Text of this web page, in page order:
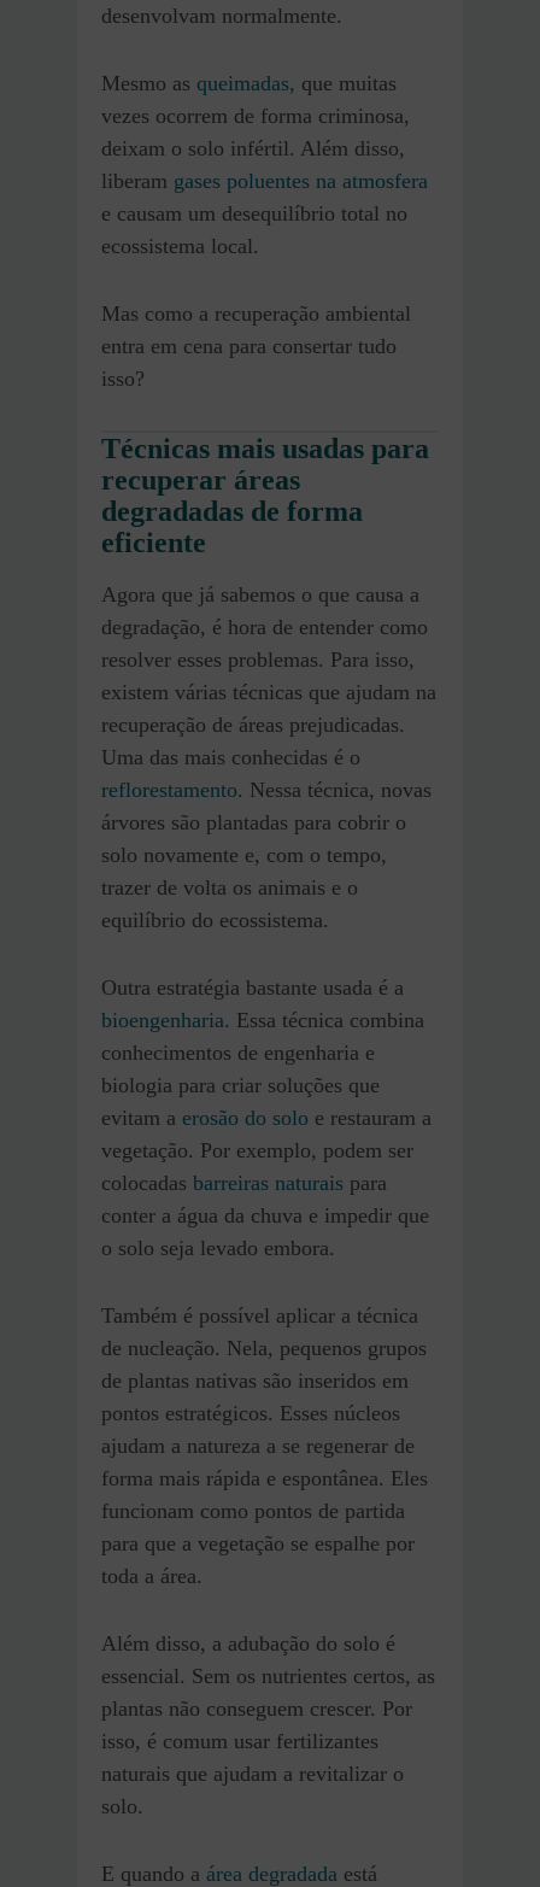
desenvolvam normalmente.
Mesmo as queimadas, que muitas
vezes ocorrem de forma criminosa,
deixam o solo infértil. Além disso,
liberam gases poluentes na atmosfera
e causam um desequilíbrio total no
ecossistema local.
Mas como a recuperação ambiental
entra em cena para consertar tudo
isso?
Técnicas mais usadas para
recuperar áreas
degradadas de forma
eficiente
Agora que já sabemos o que causa a
degradação, é hora de entender como
resolver esses problemas. Para isso,
existem várias técnicas que ajudam na
recuperação de áreas prejudicadas.
Uma das mais conhecidas é o
reflorestamento. Nessa técnica, novas
árvores são plantadas para cobrir o
solo novamente e, com o tempo,
trazer de volta os animais e o
equilíbrio do ecossistema.
Outra estratégia bastante usada é a
bioengenharia. Essa técnica combina
conhecimentos de engenharia e
biologia para criar soluções que
evitam a erosão do solo e restauram a
vegetação. Por exemplo, podem ser
colocadas barreiras naturais para
conter a água da chuva e impedir que
o solo seja levado embora.
Também é possível aplicar a técnica
de nucleação. Nela, pequenos grupos
de plantas nativas são inseridos em
pontos estratégicos. Esses núcleos
ajudam a natureza a se regenerar de
forma mais rápida e espontânea. Eles
funcionam como pontos de partida
para que a vegetação se espalhe por
toda a área.
Além disso, a adubação do solo é
essencial. Sem os nutrientes certos, as
plantas não conseguem crescer. Por
isso, é comum usar fertilizantes
naturais que ajudam a revitalizar o
solo.
E quando a área degradada está